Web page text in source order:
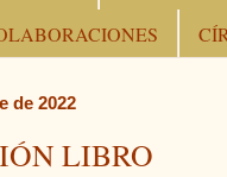
de 2022
LIBRO